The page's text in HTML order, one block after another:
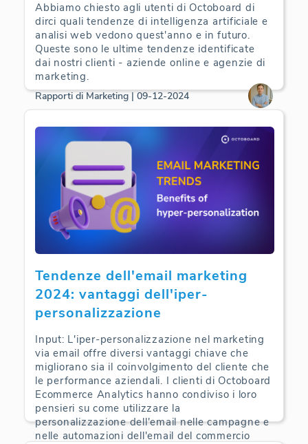
Abbiamo chiesto agli utenti di Octoboard di
dirci quali tendenze di intelligenza artificiale e
analisi web vedono quest'anno e in futuro.
Queste sono le ultime tendenze identificate
dai nostri clienti - aziende online e agenzie di
marketing.
Rapporti di Marketing | 09-12-2024
Tendenze dell'email marketing
2024: vantaggi dell'iper-
personalizzazione
Input: L'iper-personalizzazione nel marketing
via email offre diversi vantaggi chiave che
migliorano sia il coinvolgimento del cliente che
le performance aziendali. I clienti di Octoboard
Ecommerce Analytics hanno condiviso i loro
pensieri su come utilizzare la
personalizzazione dell'email nelle campagne e
nelle automazioni dell'email del commercio